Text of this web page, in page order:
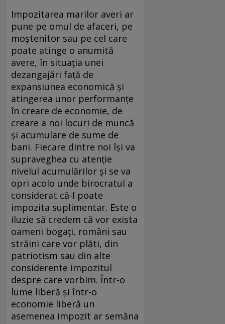
Impozitarea marilor averi ar
pune pe omul de afaceri, pe
moştenitor sau pe cel care
poate atinge o anumită
avere, în situaţia unei
dezangajări faţă de
expansiunea economică şi
atingerea unor performanţe
în creare de economie, de
creare a noi locuri de muncă
şi acumulare de sume de
bani. Fiecare dintre noi îşi va
supraveghea cu atenţie
nivelul acumulărilor şi se va
opri acolo unde birocratul a
considerat că-l poate
impozita suplimentar. Este o
iluzie să credem că vor exista
oameni bogaţi, români sau
străini care vor plăti, din
patriotism sau din alte
considerente impozitul
despre care vorbim. Într-o
lume liberă şi într-o
economie liberă un
asemenea impozit ar semăna